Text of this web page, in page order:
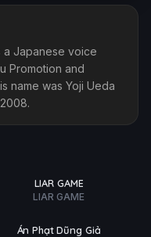
a Japanese voice
Promotion and
name was Yoji Ueda
LIAR GAME
LIAR GAME
Án Phạt Dũng Giả